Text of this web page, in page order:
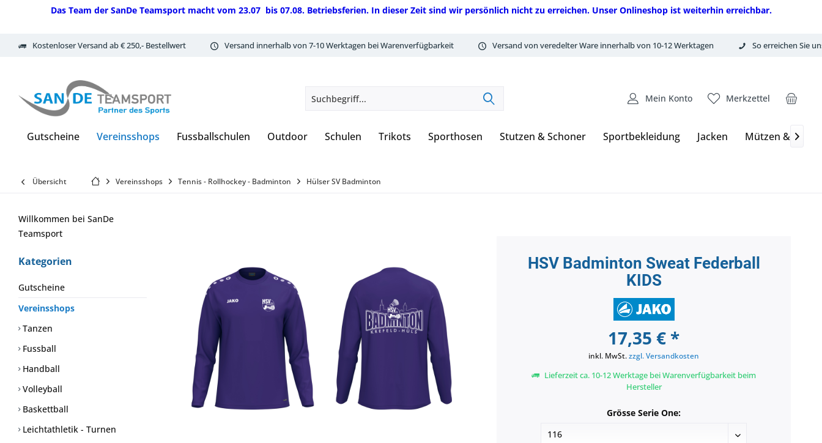
Das Team der SanDe Teamsport macht vom 23.07 bis 07.08. Betriebsferien. In dieser Zeit sind wir persönlich nicht zu erreichen. Unser Onlineshop ist weiterhin erreichbar.
Kostenloser Versand ab € 250,- Bestellwert Versand innerhalb von 7-10 Werktagen bei Warenverfügbarkeit Versand von veredelter Ware innerhalb von 10-12 Werktagen So erreichen Sie
Merkzettel
Mein Konto
Gutscheine Vereinsshops Fussballschulen Outdoor Schulen Trikots Sporthosen Stutzen & Schoner Sportbekleidung Jacken Mützen & 
Übersicht Vereinsshops Tennis - Rollhockey - Badminton Hülser SV Badminton
Willkommen bei SanDe
Teamsport
Kategorien
Gutscheine
Vereinsshops
Tanzen
Fussball
Handball
Volleyball
Baskettball
Leichtathletik - Turnen
HSV Badminton Sweat Federball
KIDS
17,35 € *
inkl. MwSt.zzgl. Versandkosten
Lieferzeit ca. 10-12 Werktage bei Warenverfügbarkeit beim
Hersteller
Grösse Serie One: